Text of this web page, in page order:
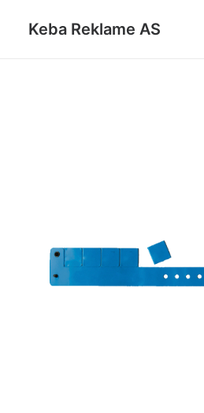
Keba Reklame AS
SEARCH
CART